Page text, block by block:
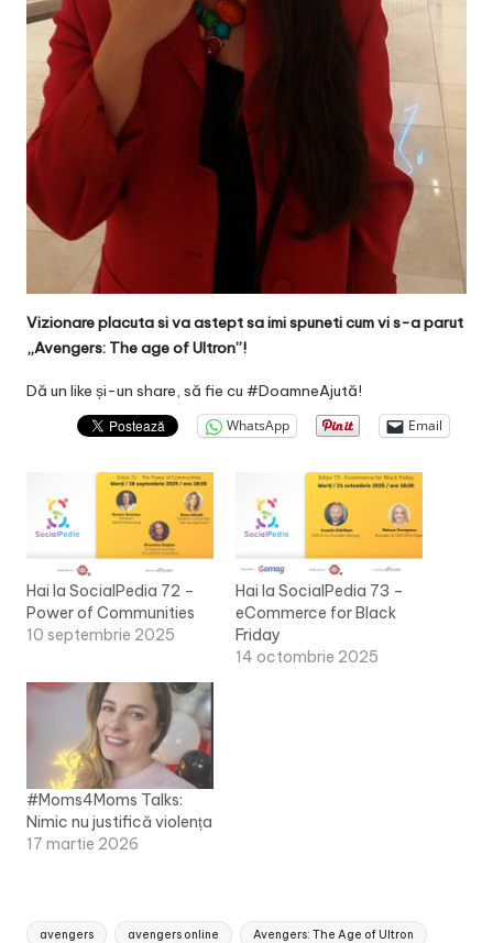
Vizionare placuta si va astept sa imi spuneti cum vi s-a parut
„Avengers: The age of Ultron”!
Dă un like și-un share, să fie cu #DoamneAjută!
WhatsApp Email
Hai la SocialPedia 72 –
Power of Communities
10 septembrie 2025
Hai la SocialPedia 73 –
eCommerce for Black
Friday
14 octombrie 2025
#Moms4Moms Talks:
Nimic nu justifică violența
17 martie 2026
Tags:
avengers avengers online Avengers: The Age of Ultron